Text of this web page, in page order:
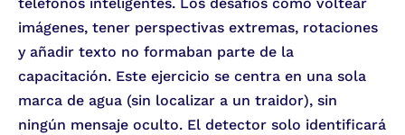
teléfonos inteligentes. Los desafíos como voltear
imágenes, tener perspectivas extremas, rotaciones
y añadir texto no formaban parte de la
capacitación. Este ejercicio se centra en una sola
marca de agua (sin localizar a un traidor), sin
ningún mensaje oculto. El detector solo identificará